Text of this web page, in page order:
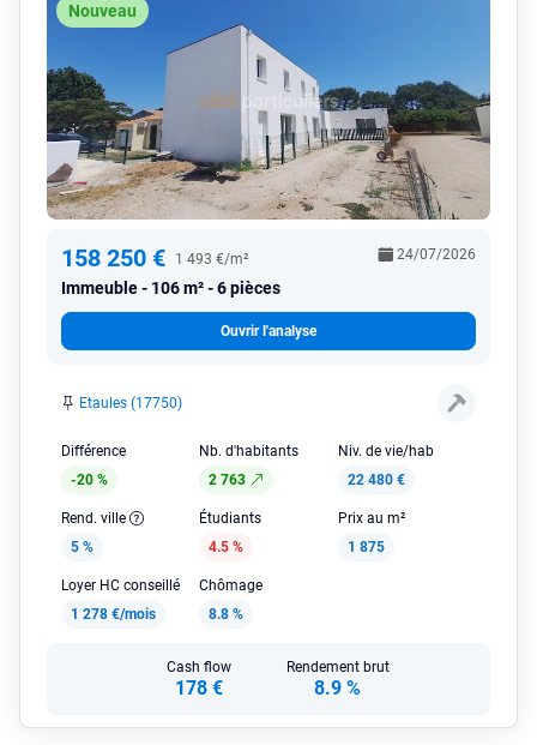
Nouveau
158 250 € 1 493 €/m²
Immeuble 106 m² - 6 pièces
24/07/2026
Ouvrir l'analyse
Etaules (17750)
Différence
-20 %
Nb. d'habitants
2 763
Niv. de vie/hab
22 480 €
Rend. ville
5 %
Étudiants
4.5 %
Prix au m²
1 875
Loyer HC conseillé
1 278 €/mois
Chômage
8.8 %
Cash flow
178 €
Rendement brut
8.9 %